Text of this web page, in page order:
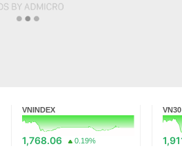
VNINDEX
1,768.06 0.19%
VN30